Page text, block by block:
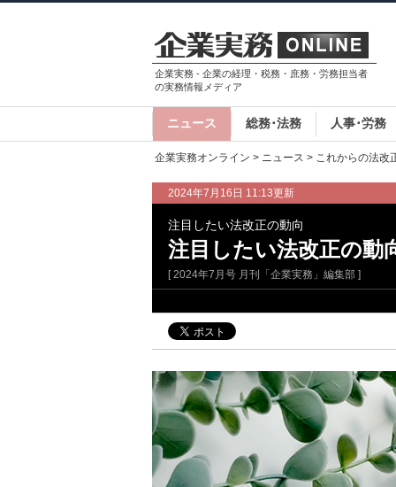
企業実務 - 企業の経理・税務・庶務・労務担当者
の実務情報メディア
ニュース 総務･法務 人事･労務
企業実務オンライン > ニュース > これからの法改
2024年7月16日 11:13更新
注目したい法改正の動向
注目したい法改正の動
[ 2024年7月号 月刊「企業実務」編集部 ]